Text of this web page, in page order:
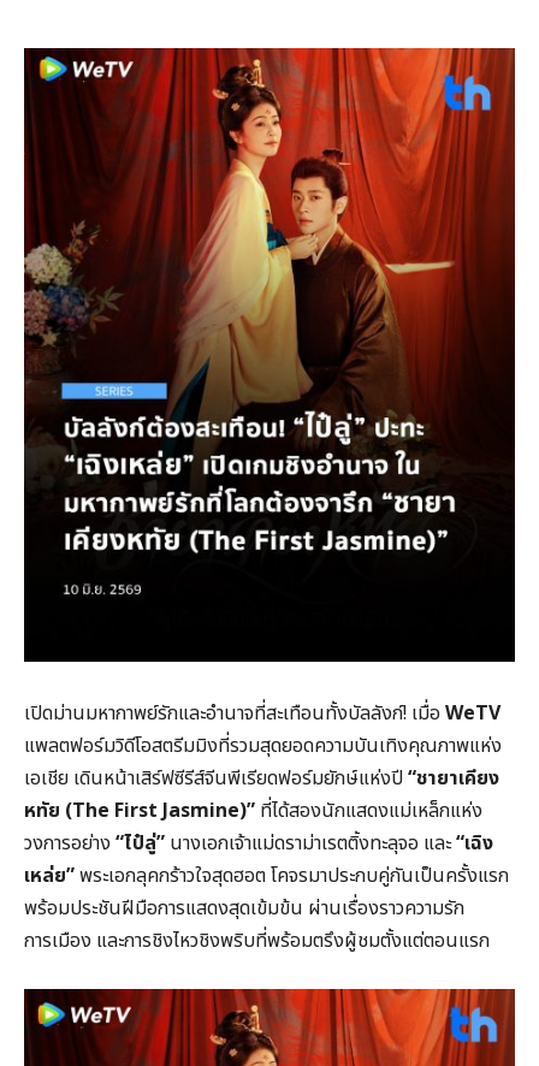
เปิดม่านมหากาพย์รักและอำนาจที่สะเทือนทั้งบัลลังก์! เมื่อ WeTV
แพลตฟอร์มวิดีโอสตรีมมิงที่รวมสุดยอดความบันเทิงคุณภาพแห่ง
เอเชีย เดินหน้าเสิร์ฟซีรีส์จีนพีเรียดฟอร์มยักษ์แห่งปี“ชายาเคียง
หทัย (The First Jasmine)” ที่ได้สองนักแสดงแม่เหล็กแห่ง
วงการอย่าง “ไป๋ลู่” นางเอกเจ้าแม่ดราม่าเรตติ้งทะลุจอ และ“เฉิง
เหล่ย”พระเอกลุคกร้าวใจสุดฮอต โคจรมาประกบคู่กันเป็นครั้งแรก
พร้อมประชันฝีมือการแสดงสุดเข้มข้น ผ่านเรื่องราวความรัก
การเมือง และการชิงไหวชิงพริบที่พร้อมตรึงผู้ชมตั้งแต่ตอนแรก